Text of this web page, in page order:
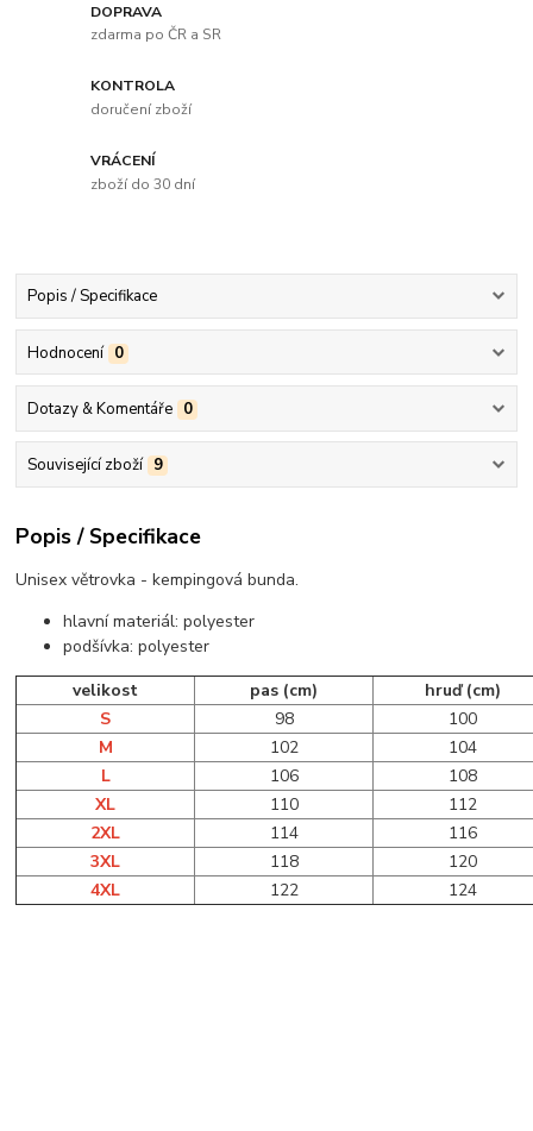
DOPRAVA
zdarma po ČR a SR
KONTROLA
doručení zboží
VRÁCENÍ
zboží do 30 dní
Popis / Specifikace
Hodnocení 0
Dotazy & Komentáře 0
Související zboží 9
Popis / Specifikace
Unisex větrovka - kempingová bunda.
hlavní materiál: polyester
podšívka: polyester
velikost
pas (cm)
hruď (cm)
S
98
100
M
102
104
L
106
108
XL
110
112
2XL
114
116
3XL
118
120
4XL
122
124